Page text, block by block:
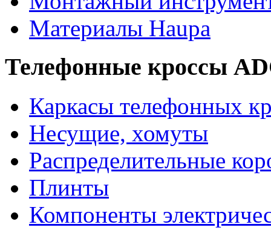
Материалы Haupa
Телефонные кроссы
Каркасы телефонных
Несущие, хомуты
Распределительные
Плинты
Компоненты